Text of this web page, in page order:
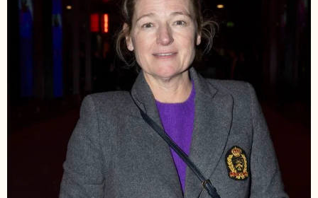
Anne-Elisabeth
Lemoine, Pierre
Lescure au photocall
du dîner d'ouverture
International du Film
de Cannes, au Carlton,
le 14 mai 2024. ©
Borde-Jacovides-
Moreau / Bestimage
le 14 mai 2024. ©
Borde-Jacovides-
Moreau / Bestimage